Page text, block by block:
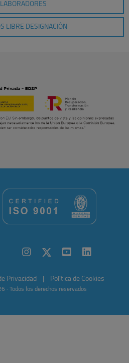
LIBRE DESIGNACIÓN
Privacidad Política de Cookies
· Todos los derechos reservados